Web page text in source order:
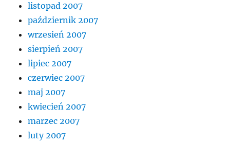
listopad 2007
październik 2007
wrzesień 2007
sierpień 2007
lipiec 2007
czerwiec 2007
maj 2007
kwiecień 2007
marzec 2007
luty 2007